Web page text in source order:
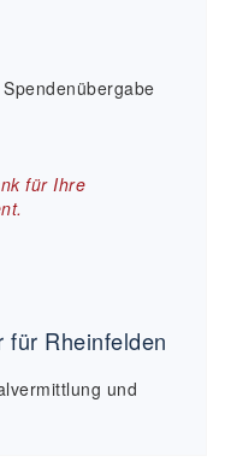
für Ihre
für Rheinfelden
und